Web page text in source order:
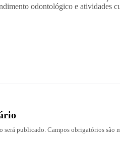
odontológico e atividades
será publicado. Campos obrigatórios são